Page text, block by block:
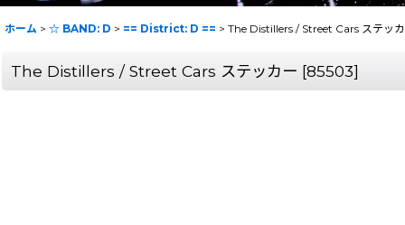
ホーム > ☆ BAND: D > == District: D == > The Distillers / Street Cars ステッ
The Distillers / Street Cars ステッカー [85503]